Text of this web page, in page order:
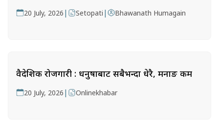
20 July, 2026 | Setopati | Bhawanath Humagain
वैदेशिक रोजगारी : धनुषाबाट सबैभन्दा धेरै, मनाङ कम
20 July, 2026 | Onlinekhabar